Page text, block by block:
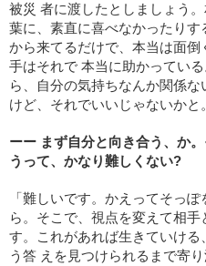
被災 者に渡したとしましょう
葉に、素直に喜べなかったり
から来てるだけで、本当は面
手はそれで 本当に助かってい
ら、自分の気持ちなんか関係
けど、それでいいじゃないかと
ーー まず自分と向き合う、か
うって、かなり難しくない?
「難しいです。かえってそっ
ら。そこで、視点を変えて相
す。これがあれば生きていけ
う答 えを見つけられるまで寄